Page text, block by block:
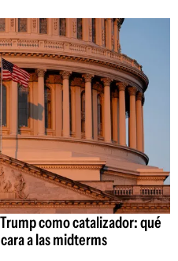
como catalizador: qué
a las midterms